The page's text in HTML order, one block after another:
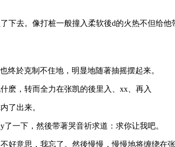
下去。像打桩一般撞入柔软後d的火热不但给
终於克制不住地，明显地随著抽摇摆起来。
麽，转而全力在张凯的後里入、xx、再入
了出来。
一下，然後带著哭音祈求道：求你让我吧。
意思，我忘了。然後慢慢，慢慢地将缠绕在张